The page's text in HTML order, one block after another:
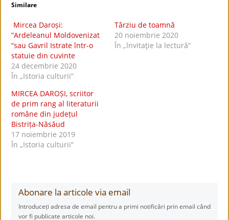
Similare
Mircea Daroși:
”Ardeleanul Moldovenizat
“sau Gavril Istrate într-o
statuie din cuvinte
24 decembrie 2020
În „Istoria culturii”
Târziu de toamnă
20 noiembrie 2020
În „lnvitaţie la lectură”
MIRCEA DAROȘI, scriitor
de prim rang al literaturii
române din județul
Bistrița-Năsăud
17 noiembrie 2019
În „Istoria culturii”
Abonare la articole via email
Introduceți adresa de email pentru a primi notificări prin email când
vor fi publicate articole noi.